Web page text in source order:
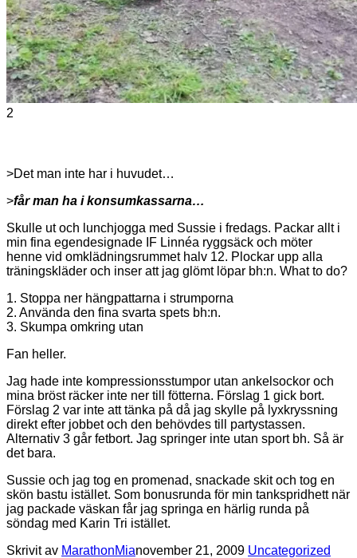
2
>Det man inte har i huvudet…
>får man ha i konsumkassarna…
Skulle ut och lunchjogga med Sussie i fredags. Packar allt i
min fina egendesignade IF Linnéa ryggsäck och möter
henne vid omklädningsrummet halv 12. Plockar upp alla
träningskläder och inser att jag glömt löpar bh:n. What to do?
1. Stoppa ner hängpattarna i strumporna
2. Använda den fina svarta spets bh:n.
3. Skumpa omkring utan
Fan heller.
Jag hade inte kompressionsstumpor utan ankelsockor och
mina bröst räcker inte ner till fötterna. Förslag 1 gick bort.
Förslag 2 var inte att tänka på då jag skylle på lyxkryssning
direkt efter jobbet och den behövdes till partystassen.
Alternativ 3 går fetbort. Jag springer inte utan sport bh. Så är
det bara.
Sussie och jag tog en promenad, snackade skit och tog en
skön bastu istället. Som bonusrunda för min tankspridhett när
jag packade väskan får jag springa en härlig runda på
söndag med Karin Tri istället.
Skrivit av MarathonMianovember 21, 2009 Uncategorized